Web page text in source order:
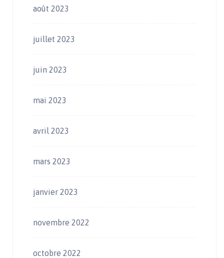
août 2023
juillet 2023
juin 2023
mai 2023
avril 2023
mars 2023
janvier 2023
novembre 2022
octobre 2022